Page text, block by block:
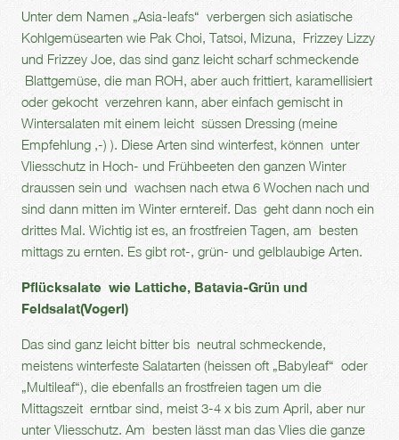
Unter dem Namen „Asia-leafs“ verbergen sich asiatische
Kohlgemüsearten wie Pak Choi, Tatsoi, Mizuna, Frizzey Lizzy
und Frizzey Joe, das sind ganz leicht scharf schmeckende
Blattgemüse, die man ROH, aber auch frittiert, karamellisiert
oder gekocht verzehren kann, aber einfach gemischt in
Wintersalaten mit einem leicht süssen Dressing (meine
Empfehlung ,-) ). Diese Arten sind winterfest, können unter
Vliesschutz in Hoch- und Frühbeeten den ganzen Winter
draussen sein und wachsen nach etwa 6 Wochen nach und
sind dann mitten im Winter erntereif. Das geht dann noch ein
drittes Mal. Wichtig ist es, an frostfreien Tagen, am besten
mittags zu ernten. Es gibt rot-, grün- und gelblaubige Arten.
Pflücksalate wie Lattiche, Batavia-Grün und
Feldsalat(Vogerl)
Das sind ganz leicht bitter bis neutral schmeckende,
meistens winterfeste Salatarten (heissen oft „Babyleaf“ oder
„Multileaf“), die ebenfalls an frostfreien tagen um die
Mittagszeit erntbar sind, meist 3-4 x bis zum April, aber nur
unter Vliesschutz. Am besten lässt man das Vlies die ganze